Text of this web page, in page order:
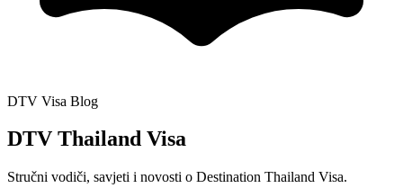
DTV Visa Blog
DTV Thailand Visa
Stručni vodiči, savjeti i novosti o Destination Thailand Visa.